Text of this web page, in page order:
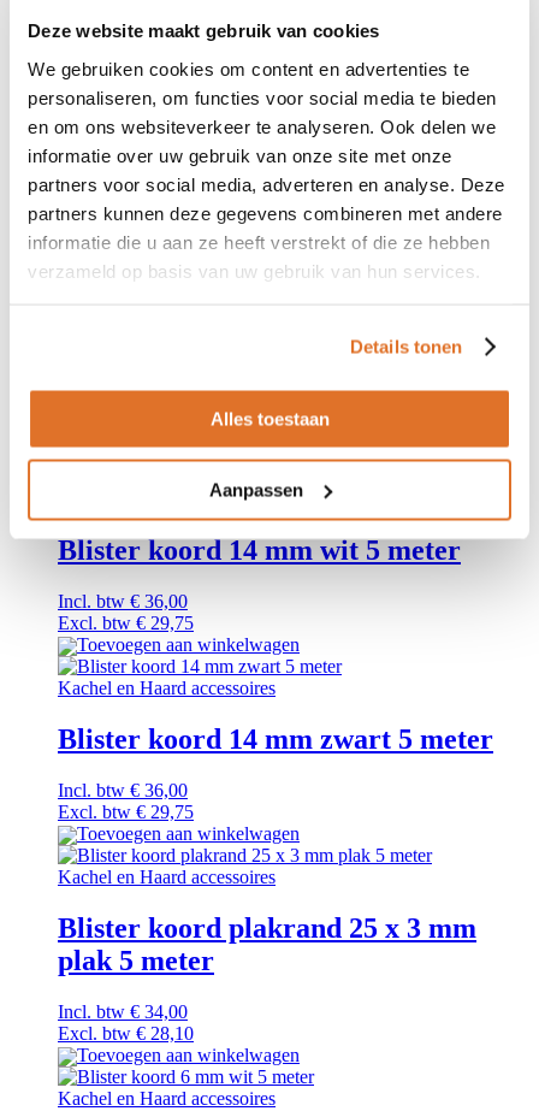
Deze website maakt gebruik van cookies
We gebruiken cookies om content en advertenties te
personaliseren, om functies voor social media te bieden
en om ons websiteverkeer te analyseren. Ook delen we
informatie over uw gebruik van onze site met onze
partners voor social media, adverteren en analyse. Deze
partners kunnen deze gegevens combineren met andere
informatie die u aan ze heeft verstrekt of die ze hebben
verzameld op basis van uw gebruik van hun services.
Details tonen
Alles toestaan
Aanpassen
Toevoegen aan winkelwagen
Kachel en Haard accessoires
Insulfrax deken 64 kg/m3 25 mm dik
DOOS lengte 7320 mm
Incl. btw€96,00
Excl. btw€ 79,34
Toevoegen aan winkelwagen
Aluminimum Tape (50mm)
Toevoegen aan winkelwagen
Kachel en Haard accessoires
Blister koord 14 mm wit 5 meter
Incl. btw € 36,00
Excl. btw € 29,75
Toevoegen aan winkelwagen
Kachel en Haard accessoires
Blister koord 14 mm zwart 5 meter
Incl. btw € 36,00
Excl. btw € 29,75
Toevoegen aan winkelwagen
Kachel en Haard accessoires
Blister koord plakrand 25 x 3 mm
plak 5 meter
Incl. btw € 34,00
Excl. btw € 28,10
Toevoegen aan winkelwagen
Kachel en Haard accessoires